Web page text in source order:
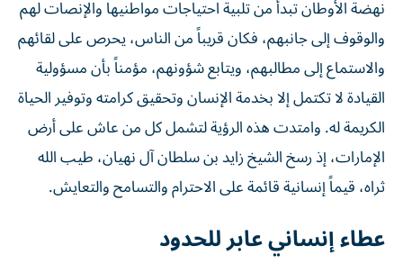
نهضة الأوطان تبدأ من تلبية احتياجات مواطنيها والإنصات لهم
والوقوف إلى جانبهم، فكان قريباً من الناس، يحرص على لقائهم
والاستماع إلى مطالبهم، ويتابع شؤونهم، مؤمناً بأن مسؤولية
القيادة لا تكتمل إلا بخدمة الإنسان وتحقيق كرامته وتوفير الحياة
الكريمة له. وامتدت هذه الرؤية لتشمل كل من عاش على أرض
الإمارات، إذ رسخ الشيخ زايد بن سلطان آل نهيان، طيب الله
ثراه، قيماً إنسانية قائمة على الاحترام والتسامح والتعايش.
عطاء إنساني عابر للحدود